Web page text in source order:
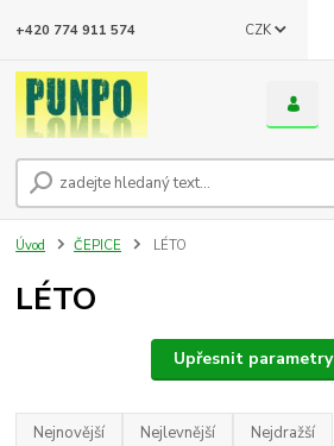
CZK
+420 774 911 574
Úvod ČEPICE LÉTO
LÉTO
Upřesnit parametry
Nejnovější Nejlevnější Nejdražší